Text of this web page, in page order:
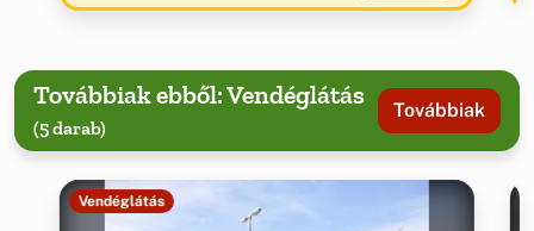
Továbbiak ebből: Vendéglátás
(5 darab)
Továbbiak
Vendéglátás